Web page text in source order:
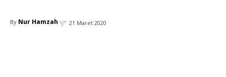
By Nur Hamzah 21 Maret 2020